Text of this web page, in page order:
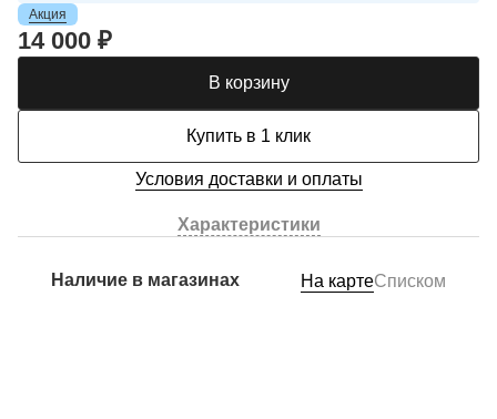
Акция
14 000 ₽
В корзину
Купить в 1 клик
Условия доставки и оплаты
Характеристики
Наличие в магазинах На картеСписком